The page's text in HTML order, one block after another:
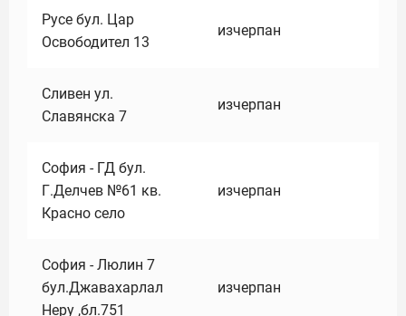
Русе бул. Цар
Освободител 13
изчерпан
Сливен ул.
Славянска 7
изчерпан
София - ГД бул.
Г.Делчев №61 кв.
Красно село
изчерпан
София - Люлин 7
бул.Джавахарлал
Неру ,бл.751
изчерпан